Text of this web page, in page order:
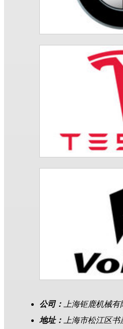
公司：
上海钜鹿机械有
地址：
上海市松江区